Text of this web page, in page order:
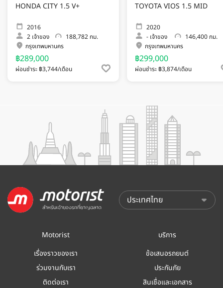
HONDA CITY 1.5 V+
2016
2 เจ้าของ
188,782 กม.
กรุงเทพมหานคร
฿289,000
ผ่อนชำระ ฿3,744/เดือน
TOYOTA VIOS 1.5 MID
2020
- เจ้าของ
146,400 กม.
กรุงเทพมหานคร
฿299,000
ผ่อนชำระ ฿3,874/เดือน
Motorist
เรื่องราวของเรา
ร่วมงานกับเรา
ติดต่อเรา
บริการ
ข้อเสนอรถยนต์
ประกันภัย
สินเชื่อและเอกสาร